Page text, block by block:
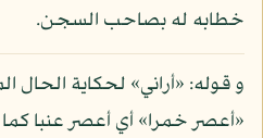
خطابه له بصاحب السجن.
و قوله: «أراني» لحكاية الحال
«أعصر خمرا» أي أعصر عنبا